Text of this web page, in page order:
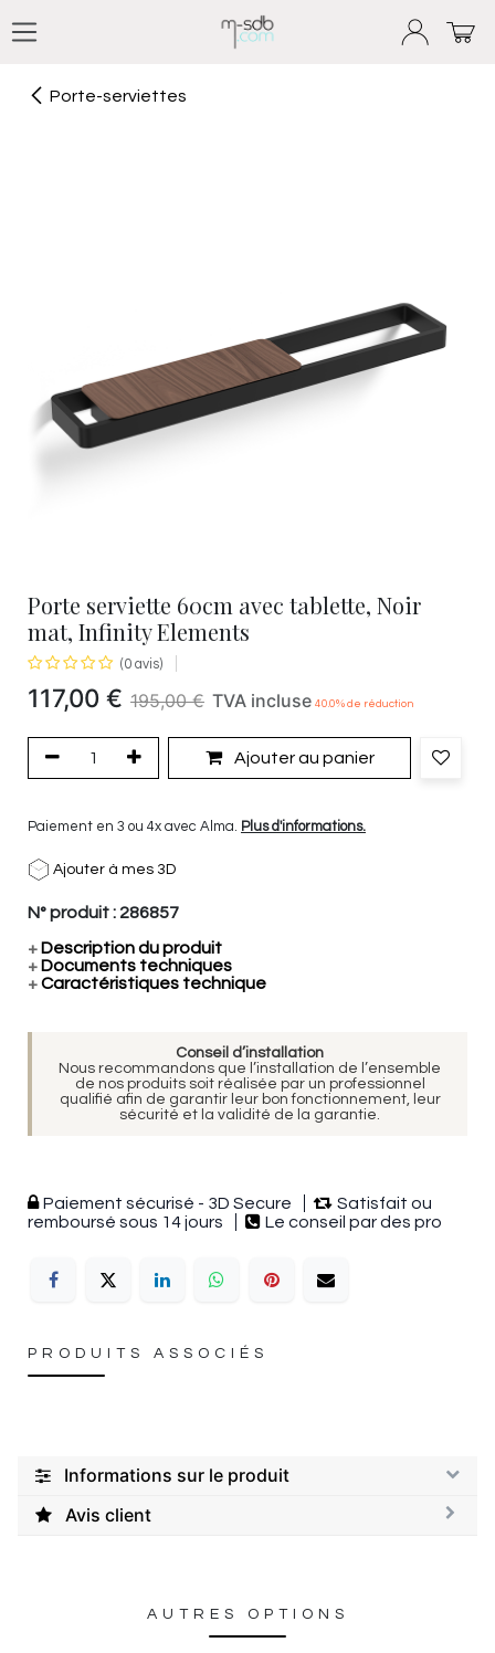
Porte-serviettes
Porte serviette 60cm avec tablette, Noir
mat, Infinity Elements
(0 avis)
117,00 € 195,00€ TVA incluse 40.0% de réduction
Ajouter au panier
Paiement en 3 ou 4x avec Alma. Plus d'informations.
Ajouter à mes 3D
N° produit : 286857
+ Description du produit
+ Documents techniques
+Caractéristiques technique
Conseil d’installation
Nous recommandons que l’installation de l’ensemble
de nos produits soit réalisée par un professionnel
qualifié afin de garantir leur bon fonctionnement, leur
sécurité et la validité de la garantie.
Paiement sécurisé - 3D Secure
Satisfait ou
remboursé sous 14 jours
Le conseil par des pro
PRODUITS ASSOCIÉS
Informations sur le produit
Avis client
AUTRES OPTIONS